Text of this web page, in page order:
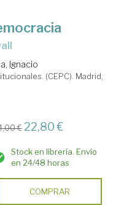
Ignacio
(CEPC). Madrid,
€ 22,80 €
Stock en librería. Envío
en 24/48 horas
COMPRAR